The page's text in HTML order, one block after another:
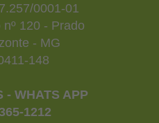
0001-01
120 - Prado
- MG
148
- WHATS APP
1212